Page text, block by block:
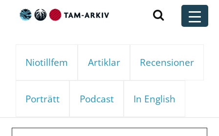
Huvudnavigering
Niotillfem Artiklar Recensioner
Porträtt Podcast In English